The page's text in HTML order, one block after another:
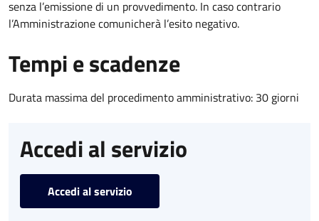
senza l’emissione di un provvedimento. In caso contrario
l’Amministrazione comunicherà l’esito negativo.
Tempi e scadenze
Durata massima del procedimento amministrativo: 30 giorni
Accedi al servizio
Accedi al servizio